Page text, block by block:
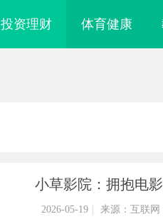
投资理财 体育健康
小草影院：拥抱电
2026-05-19 来源：互联网